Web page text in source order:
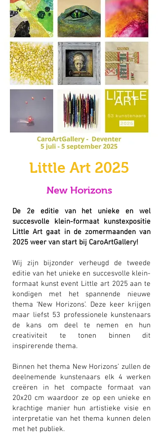
Little Art 2025
New Horizons
De 2e editie van het unieke en wel
succesvolle klein-formaat kunstexpositie
Little Art gaat in de zomermaanden van
2025 weer van start bij CaroArtGallery!
Wij zijn bijzonder verheugd de tweede
editie van het unieke en succesvolle klein-
formaat kunst event Little art 2025 aan te
kondigen met het spannende nieuwe
thema ‘New Horizons’. Deze keer krijgen
maar liefst 53 professionele kunstenaars
de kans om deel te nemen en hun
creativiteit te tonen binnen dit
inspirerende thema.
Binnen het thema New Horizons’ zullen de
deelnemende kunstenaars elk 4 werken
creëren in het compacte formaat van
20x20 cm waardoor ze op een unieke en
krachtige manier hun artistieke visie en
interpretatie van het thema kunnen delen
met het publiek.